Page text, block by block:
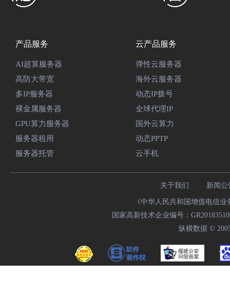
产品服务
AI超算服务器
高防大带宽
多IP服务器
裸金属服务器
GPU算力服务器
服务器租用
服务器托管
云产品服务
弹性云服务器
海外云服务器
动态IP拨号
全球代理IP
国外云算力
动态PPTP
云手机
关于我们 新闻公
《中华人民共和国增值电信
国家高新技术企业编号：
纵横数据 ©